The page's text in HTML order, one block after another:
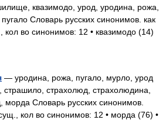
квазимодо, урод, уродина, рожа,
Словарь русских синонимов. как
кол во синонимов: 12 • квазимодо (14)
— уродина, рожа, пугало, мурло, урод
страхолюд, страхолюдина,
Словарь русских синонимов.
кол во синонимов: 12 • морда (76) •